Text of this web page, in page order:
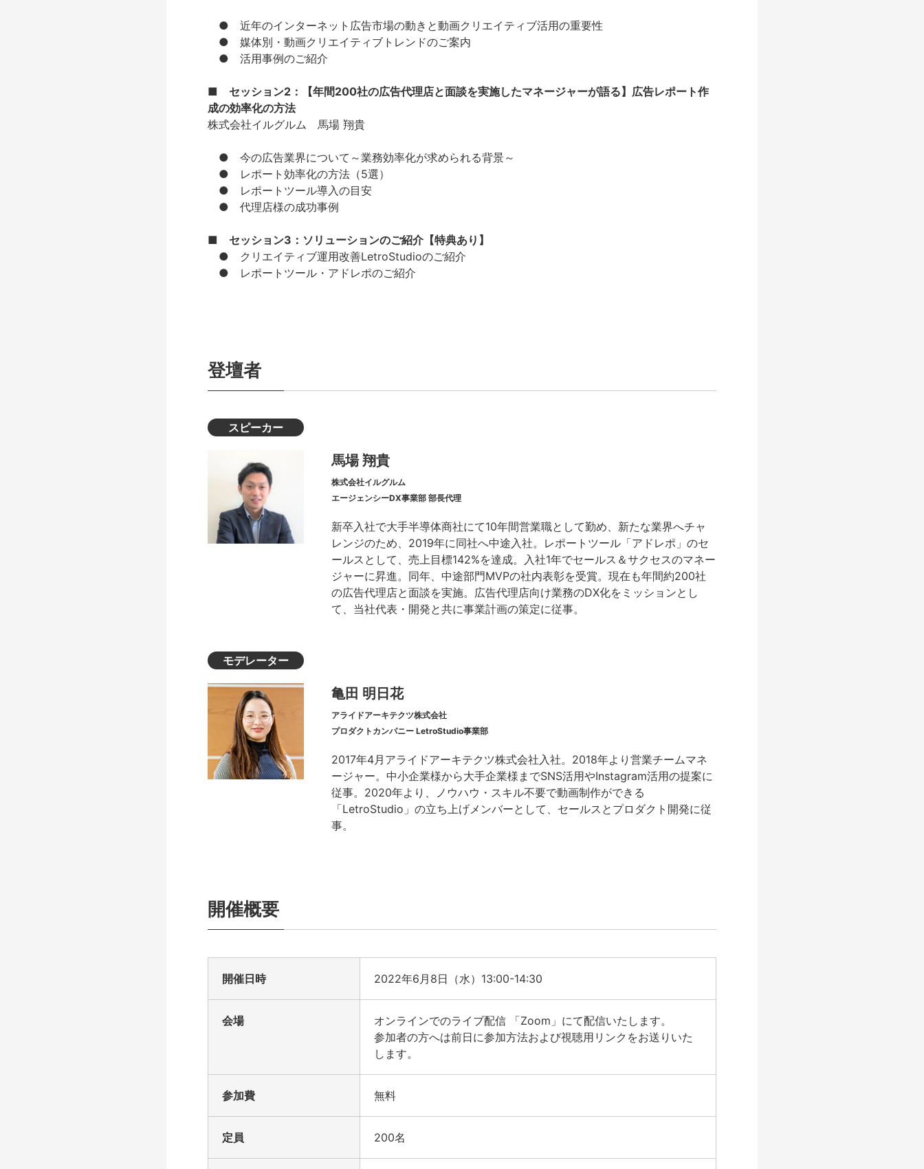
● 近年のインターネット広告市場の動きと動画クリエイティブ活用の重要性
● 媒体別・動画クリエイティブトレンドのご案内
● 活用事例のご紹介
■ セッション2：【年間200社の広告代理店と面談を実施したマネージャーが語る】広告レポート作
成の効率化の方法
株式会社イルグルム 馬場 翔貴
● 今の広告業界について～業務効率化が求められる背景～
● レポート効率化の方法（5選）
● レポートツール導入の目安
● 代理店様の成功事例
■ セッション3： ソリューションのご紹介【特典あり】
● クリエイティブ運用改善LetroStudioのご紹介
● レポートツール・アドレポのご紹介
登壇者
スピーカー
馬場 翔貴
株式会社イルグルム
エージェンシーDX事業部 部長代理
新卒入社で大手半導体商社にて10年間営業職として勤め、新たな業界へチャ
レンジのため、2019年に同社へ中途入社。レポートツール「アドレポ」のセ
ールスとして、売上目標142%を達成。入社1年でセールス＆サクセスのマネー
ジャーに昇進。同年、中途部門MVPの社内表彰を受賞。現在も年間約200社
の広告代理店と面談を実施。広告代理店向け業務のDX化をミッションとし
て、当社代表・開発と共に事業計画の策定に従事。
モデレーター
亀田 明日花
アライドアーキテクツ株式会社
プロダクトカンパニー LetroStudio事業部
2017年4月アライドアーキテクツ株式会社入社。2018年より営業チームマネ
ージャー。中小企業様から大手企業様までSNS活用やInstagram活用の提案に
従事。2020年より、ノウハウ・スキル不要で動画制作ができる
「LetroStudio」の立ち上げメンバーとして、セールスとプロダクト開発に従
事。
開催概要
開催日時 2022年6月8日（水）13:00-14:30
会場
オンラインでのライブ配信 「Zoom」にて配信いたします。
参加者の方へは前日に参加方法および視聴用リンクをお送りいた
します。
参加費 無料
定員 200名